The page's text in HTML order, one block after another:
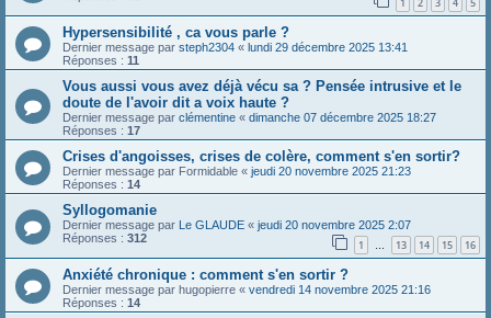
Hypersensibilité , ca vous parle ?
Dernier message par steph2304 « lundi 29 décembre 2025 13:41
Réponses : 11
Vous aussi vous avez déjà vécu sa ? Pensée intrusive et le
doute de l'avoir dit a voix haute ?
Dernier message par clémentine « dimanche 07 décembre 2025 18:27
Réponses : 17
Crises d'angoisses, crises de colère, comment s'en sortir?
Dernier message par Formidable « jeudi 20 novembre 2025 21:23
Réponses : 14
Syllogomanie
Dernier message par Le GLAUDE « jeudi 20 novembre 2025 2:07
Réponses : 312 1 … 13 14 15 16
Anxiété chronique : comment s'en sortir ?
Dernier message par hugopierre « vendredi 14 novembre 2025 21:16
Réponses : 14